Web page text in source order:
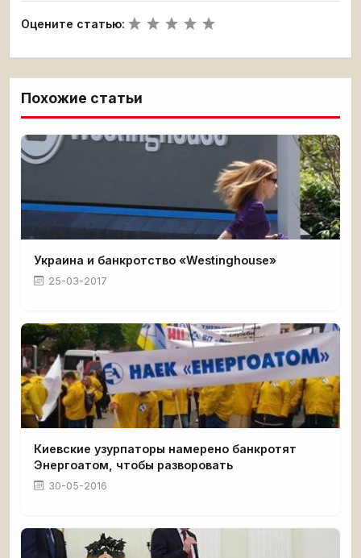
Оцените статью:
Похожие статьи
Украина и банкротство «Westinghouse»
25-03-2017
Киевские узурпаторы намерено банкротят
Энергоатом, чтобы разворовать
30-05-2016